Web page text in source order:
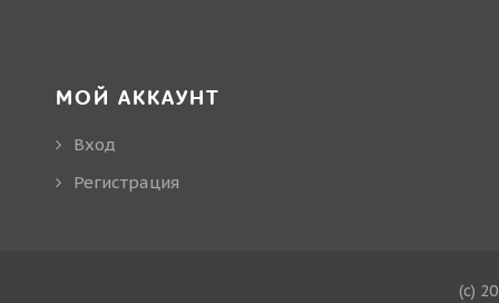
МОЙ АККАУНТ
Вход
Регистрация
(c)